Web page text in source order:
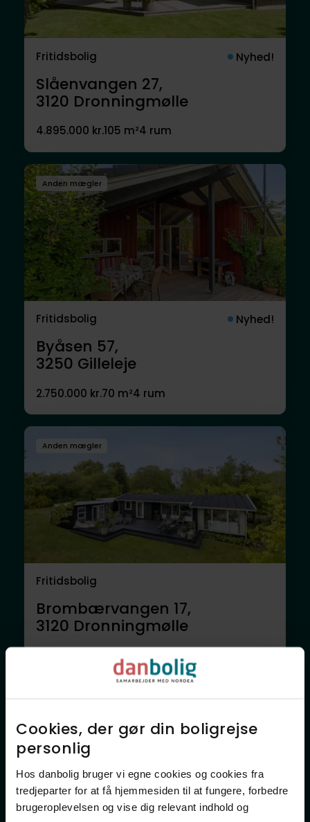
Cookies, der gør din boligrejse
personlig​
Hos danbolig bruger vi egne cookies og cookies fra
tredjeparter for at få hjemmesiden til at fungere, forbedre
brugeroplevelsen og vise dig relevant indhold og
Fritidsbolig Nyhed!
Slåenvangen 27,
3120 Dronningmølle
4.895.000 kr.105 m²4 rum
Anden mægler
Fritidsbolig Nyhed!
Byåsen 57,
3250 Gilleleje
2.750.000 kr.70 m²4 rum
Anden mægler
Fritidsbolig
Brombærvangen 17,
3120 Dronningmølle
90 m² 4 rum